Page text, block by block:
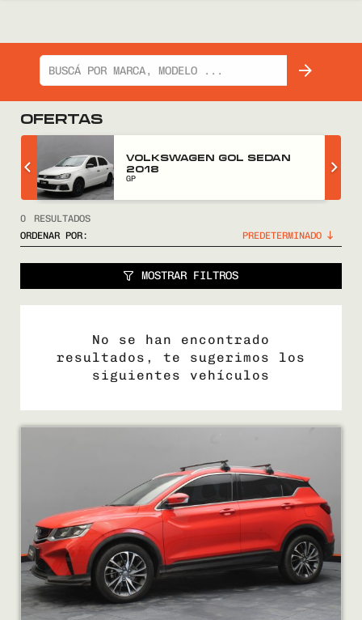
COMPRÁ
VENDÉ
FINANCIÁ
NOSOTROS
OFERTAS
VOLKSWAGEN GOL SEDAN
2018
GP
0
RESULTADOS
ORDENAR POR:
MOSTRAR FILTROS
No se han encontrado
resultados, te sugerimos los
siguientes vehículos